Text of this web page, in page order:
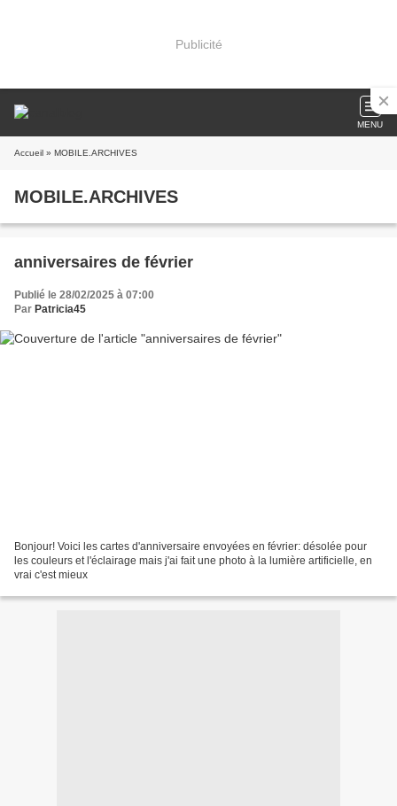
Publicité
MENU
Accueil » MOBILE.ARCHIVES
MOBILE.ARCHIVES
anniversaires de février
Publié le 28/02/2025 à 07:00
Par Patricia45
Bonjour! Voici les cartes d'anniversaire envoyées en février: désolée pour
les couleurs et l'éclairage mais j'ai fait une photo à la lumière artificielle, en
vrai c'est mieux